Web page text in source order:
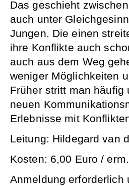
Das geschieht
auch unter
Jungen. Die einen
ihre Konflikte auch
auch aus dem Weg
weniger Möglichkeiten
Früher stritt man häufig
neuen
Erlebnisse mit
Leitung: Hildegard van
Kosten: 6,00 Euro /
Anmeldung erforderlich